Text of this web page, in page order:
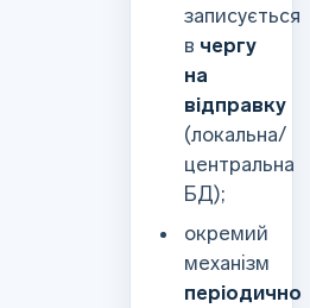
записується
в чергу
на
відправку
(локальна/
центральна
БД);
окремий
механізм
періодично